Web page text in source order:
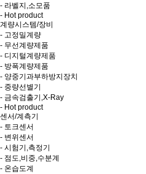
- 라벨지,소모품
- Hot product
계량시스템/장비
- 고정밀계량
- 무선계량제품
- 디지털계량제품
- 방폭계량제품
- 양중기과부하방지장치
- 중량선별기
- 금속검출기,X-Ray
- Hot product
센서/계측기
- 토크센서
- 변위센서
- 시험기,측정기
- 점도,비중,수분계
- 온습도계